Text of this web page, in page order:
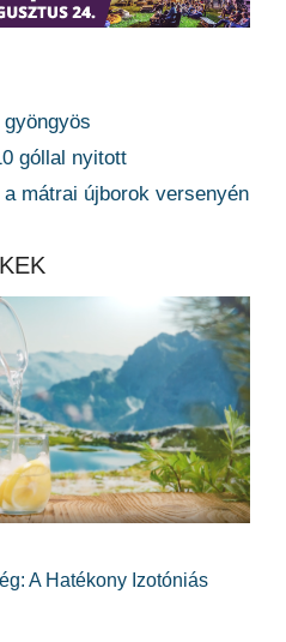
gyöngyös
góllal nyitott
mátrai újborok versenyén
A Hatékony Izotóniás